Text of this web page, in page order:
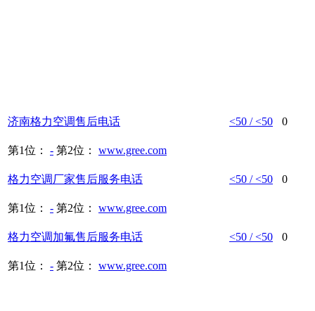
济南格力空调售后电话 <50 / <50 0
第1位： - 第2位： www.gree.com
格力空调厂家售后服务电话 <50 / <50 0
第1位： - 第2位： www.gree.com
格力空调加氟售后服务电话 <50 / <50 0
第1位： - 第2位： www.gree.com